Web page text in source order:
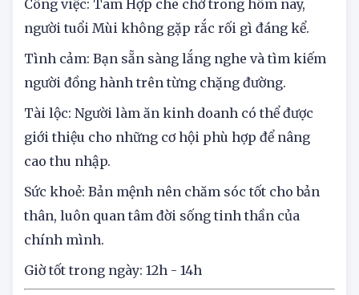
Tử vi tuổi Mùi
Công việc: Tam Hợp che chở trong hôm nay,
người tuổi Mùi không gặp rắc rối gì đáng kể.
Tình cảm: Bạn sẵn sàng lắng nghe và tìm kiếm
người đồng hành trên từng chặng đường.
Tài lộc: Người làm ăn kinh doanh có thể được
giới thiệu cho những cơ hội phù hợp để nâng
cao thu nhập.
Sức khoẻ: Bản mệnh nên chăm sóc tốt cho bản
thân, luôn quan tâm đời sống tinh thần của
chính mình.